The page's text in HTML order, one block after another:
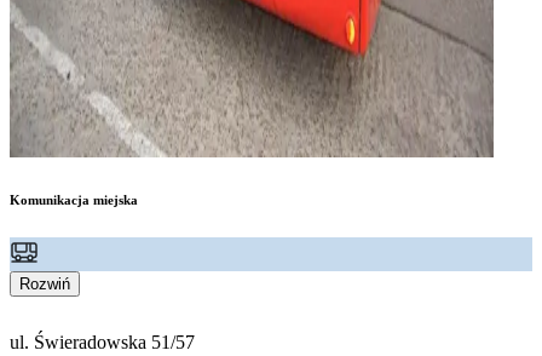
Komunikacja miejska
Rozwiń
ul. Świeradowska 51/57